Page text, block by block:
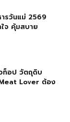
ารวันแม่ 2569
จ คุ้มสบาย
ท็อป วัตถุดิบ
Lover ต้อง